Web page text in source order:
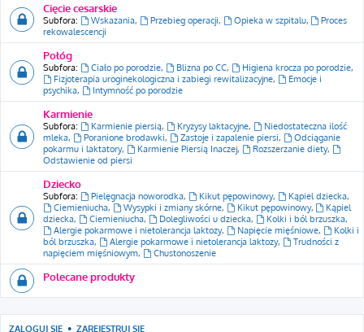
Cięcie cesarskie
Subfora: Wskazania, Przebieg operacji, Opieka w szpitalu,
Proces
rekowalescencji
Połóg
Subfora: Ciało po porodzie, Blizna po CC, Higiena krocza po porodzie,
Fizjoterapia uroginekologiczna i zabiegi rewitalizacyjne,
Emocje i
psychika, Intymność po porodzie
Karmienie
Subfora: Karmienie piersią, Kryzysy laktacyjne,
Niedostateczna ilość
mleka, Poranione brodawki, Zastoje i zapalenie piersi,
Odciąganie
pokarmu i laktatory, Karmienie Piersią Inaczej, Rozszerzanie diety,
Odstawienie od piersi
Dziecko
Subfora: Pielęgnacja noworodka, Kikut pępowinowy, Kąpiel dziecka,
Ciemieniucha, Wysypki i zmiany skórne, Kikut pępowinowy,
Kąpiel
dziecka, Ciemieniucha, Dolegliwości u dziecka, Kolki i ból brzuszka,
Alergie pokarmowe i nietolerancja laktozy, Napięcie mięśniowe,
Kolki i
ból brzuszka, Alergie pokarmowe i nietolerancja laktozy,
Trudności z
napięciem mięśniowym, Chustonoszenie
Polecane produkty
ZALOGUJ SIĘ • ZAREJESTRUJ SIĘ